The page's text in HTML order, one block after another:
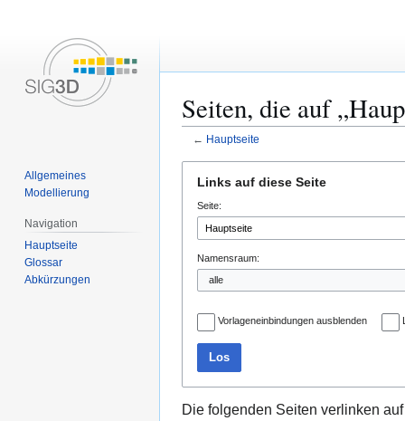
Seiten, die auf
← Hauptseite
Navigation
springen
Suche
springen
Links auf diese Seite
Seite:
Namensraum:
Vorlageneinbindungen ausblenden
Los
Die folgenden Seiten verlinken
Allgemeines
Modellierung
Navigation
Hauptseite
Glossar
Abkürzungen